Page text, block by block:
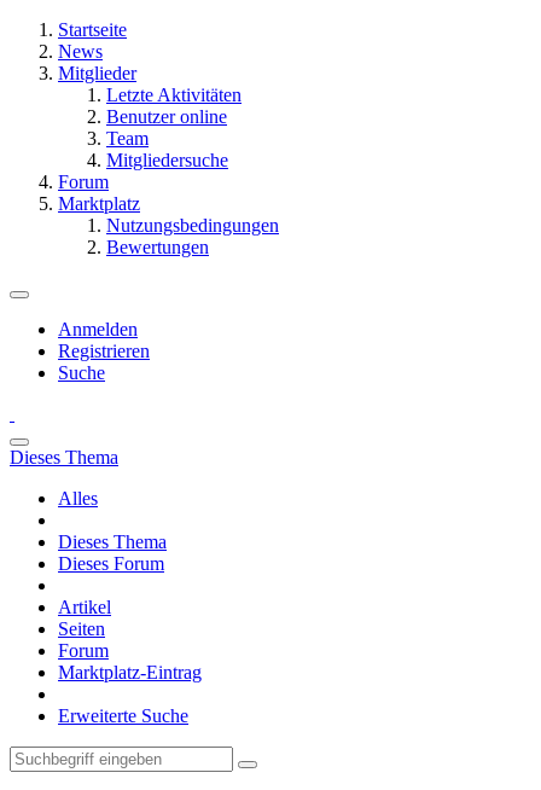
Startseite
News
Mitglieder
Letzte Aktivitäten
Benutzer online
Team
Mitgliedersuche
Forum
Marktplatz
Nutzungsbedingungen
Bewertungen
Anmelden
Registrieren
Suche
Dieses Thema
Alles
Dieses Thema
Dieses Forum
Artikel
Seiten
Forum
Marktplatz-Eintrag
Erweiterte Suche